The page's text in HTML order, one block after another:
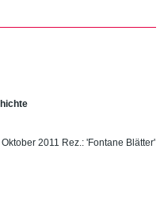
2011 Rez.: 'Fontane Blätter'